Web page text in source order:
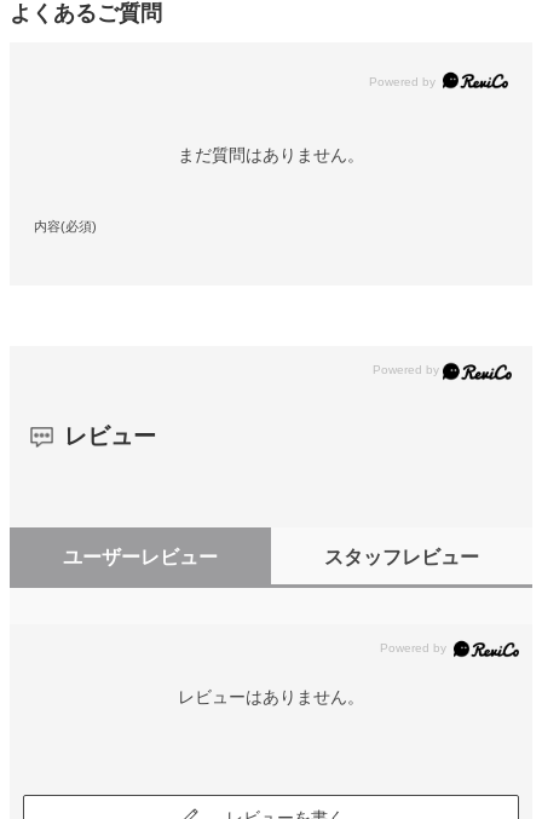
よくあるご質問
Powered by
まだ質問はありません。
内容(必須)
レビュー
ユーザーレビュー スタッフレビュー
レビューはありません。